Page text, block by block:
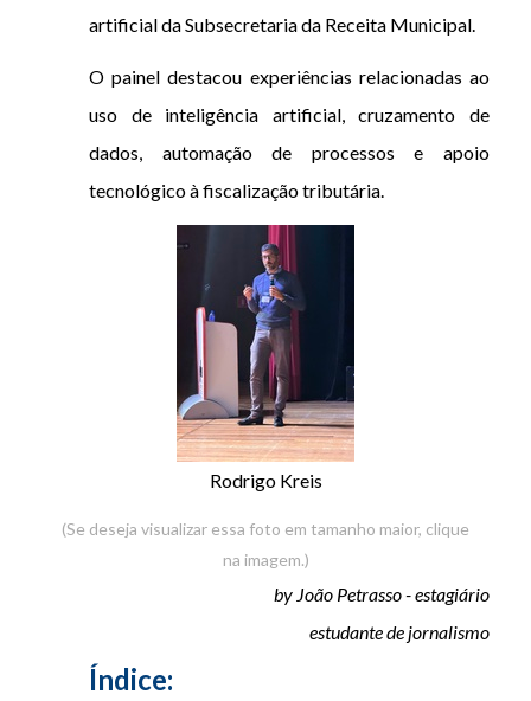
artificial da Subsecretaria da Receita Municipal.
O painel destacou experiências relacionadas ao
uso de inteligência artificial, cruzamento de
dados, automação de processos e apoio
tecnológico à fiscalização tributária.
Rodrigo Kreis
(Se deseja visualizar essa foto em tamanho maior, clique
na imagem.)
by João Petrasso - estagiário
estudante de jornalismo
Índice: